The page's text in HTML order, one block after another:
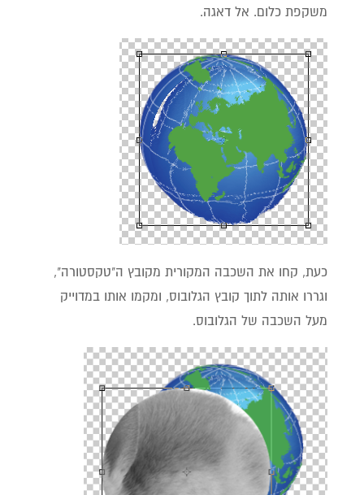
משקפת כלום. אל דאגה.
כעת, קחו את השכבה המקורית מקובץ ה"טקסטורה",
וגררו אותה לתוך קובץ הגלובוס, ומקמו אותו במדוייק
מעל השכבה של הגלובוס.